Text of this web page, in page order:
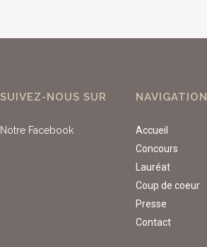
SUIVEZ-NOUS SUR
Notre Facebook
NAVIGATION
Accueil
Concours
Lauréat
Coup de coeur
Presse
Contact